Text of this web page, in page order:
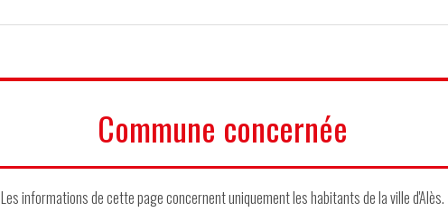
Commune concernée
Les informations de cette page concernent uniquement les habitants de la ville d'Alès.